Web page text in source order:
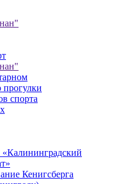
спорта
Кенигсберга